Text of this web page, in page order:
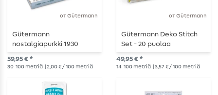
от Gütermann
Gütermann
nostalgiapurkki 1930
59,95 € *
30 100 metriä | 2,00 € / 100 metriä
от Gütermann
Gütermann Deko Stitch
Set - 20 puolaa
49,95 € *
14 100 metriä | 3,57 € / 100 metriä